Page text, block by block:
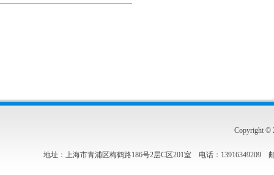
Copyright ©
地址：上海市青浦区梅鹤路186号2层C区201室 电话：13916349209